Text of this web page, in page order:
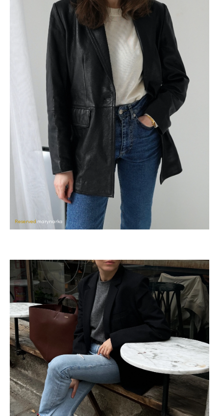
Reserved marynarka